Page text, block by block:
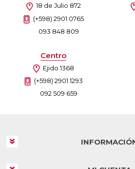
18 de Julio 872
(+598) 2901 0765
093 848 809
Centro
Ejido 1368
(+598) 2901 1293
092 509 659